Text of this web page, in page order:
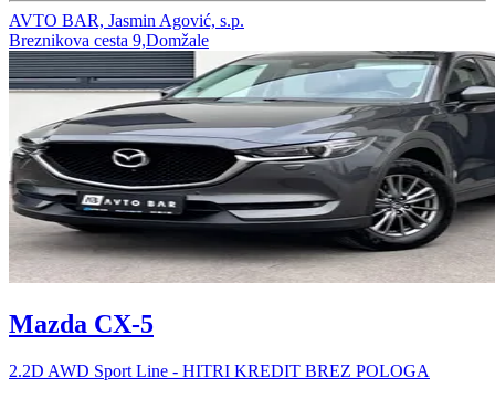
AVTO BAR, Jasmin Agović, s.p.
Breznikova cesta 9,Domžale
Mazda CX-5
2.2D AWD Sport Line - HITRI KREDIT BREZ POLOGA